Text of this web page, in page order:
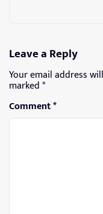
Leave a Reply
Your email address
marked*
Comment*